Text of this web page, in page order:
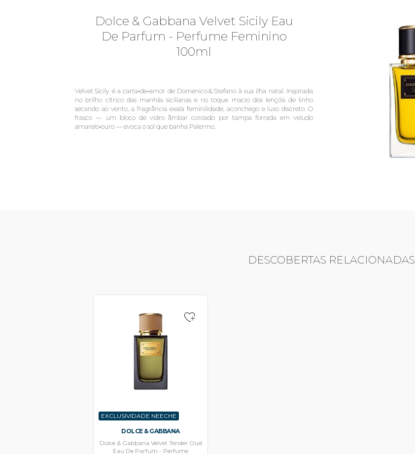
Dolce & Gabbana Velvet Sicily Eau
De Parfum - Perfume Feminino
100ml
Velvet Sicily é a carta‑de‑amor de Domenico & Stefano à sua ilha natal. Inspirada
no brilho cítrico das manhãs sicilianas e no toque macio dos lençóis de linho
secando ao vento, a fragrância exala feminilidade, aconchego e luxo discreto. O
frasco — um bloco de vidro âmbar coroado por tampa forrada em veludo
amarelo‑ouro — evoca o sol que banha Palermo.
DESCOBERTAS RELACIONADAS
EXCLUSIVIDADE NEECHE
DOLCE & GABBANA
Dolce & Gabbana Velvet Tender Oud
Eau De Parfum - Perfume